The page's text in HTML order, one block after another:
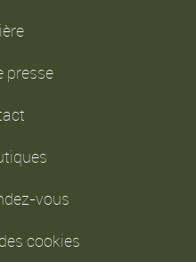
presse
vous
cookies